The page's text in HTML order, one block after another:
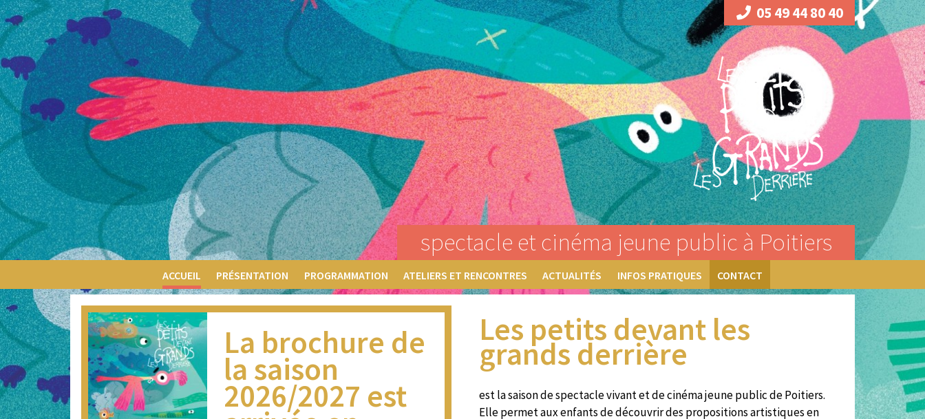
05 49 44 80 40
spectacle et cinéma jeune public à Poitiers
ACCUEIL PRÉSENTATION PROGRAMMATION ATELIERS ET RENCONTRES ACTUALITÉS INFOS PRATIQUES CONTACT
La brochure de
la saison
2026/2027 est
Les petits devant les
grands derrière
est la saison de spectacle vivant et de cinéma jeune public de Poitiers.
Elle permet aux enfants de découvrir des propositions artistiques en